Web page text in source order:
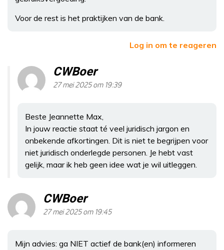
Voor de rest is het praktijken van de bank.
Log in om te reageren
CWBoer
27 mei 2025 om 19:39
Beste Jeannette Max,
In jouw reactie staat té veel juridisch jargon en
onbekende afkortingen. Dit is niet te begrijpen voor
niet juridisch onderlegde personen. Je hebt vast
gelijk, maar ik heb geen idee wat je wil uitleggen.
CWBoer
27 mei 2025 om 19:45
Mijn advies: ga NIET actief de bank(en) informeren